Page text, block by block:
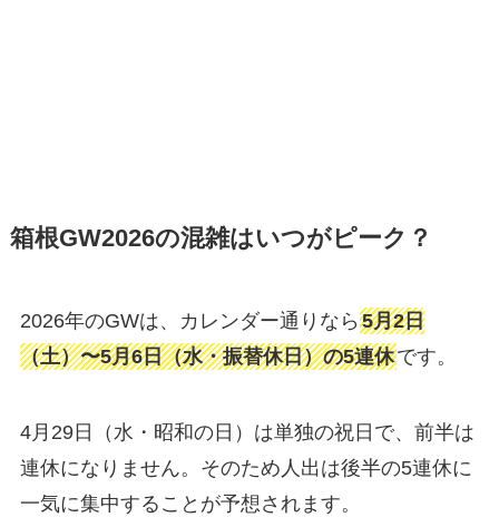
箱根GW2026の混雑はいつがピーク？
2026年のGWは、カレンダー通りなら 5月2日
（土）〜5月6日（水・振替休日）の5連休です。
4月29日（水・昭和の日）は単独の祝日で、前半は
連休になりません。そのため人出は後半の5連休に
一気に集中することが予想されます。